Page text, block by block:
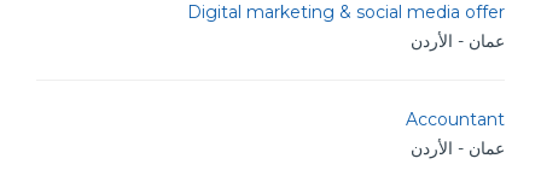
Digital marketing & social media offer
عمان - الأردن
Accountant
عمان - الأردن